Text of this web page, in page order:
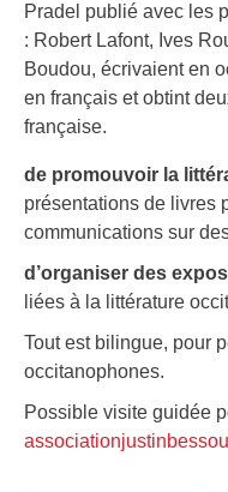
Pradel publié avec les
: Robert Lafont, Ives
Boudou, écrivaient en
en français et obtint
française.
de promouvoir la
présentations de livres
communications sur
d’organiser des
liées à la littérature
Tout est bilingue, pour
occitanophones.
Possible visite guidée